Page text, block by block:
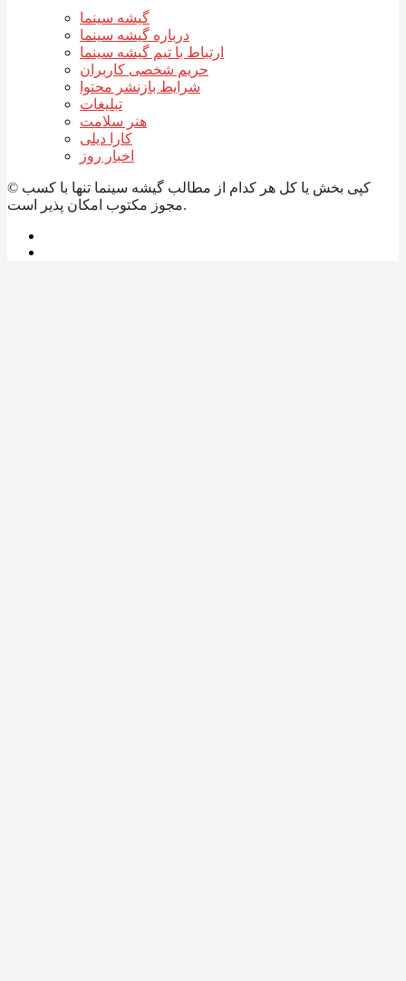
گیشه سینما
درباره گیشه سینما
ارتباط با تیم گیشه سینما
حریم شخصی کاربران
شرایط بازنشر محتوا
تبلیغات
هنر سلامت
کارا دیلی
اخبار روز
© کپی بخش یا کل هر کدام از مطالب گیشه سینما تنها با کسب
مجوز مکتوب امکان پذیر است.